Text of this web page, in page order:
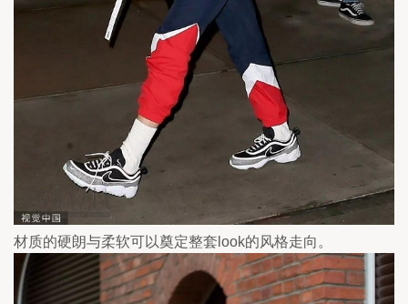
材质的硬朗与柔软可以奠定整套look的风格走向。